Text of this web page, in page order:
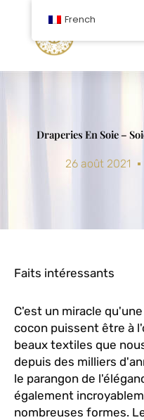
contenu
Draperies En Soie –
26 août 2021
Faits intéressants
C'est un miracle
cocon puissent être à
beaux textiles que
depuis des milliers
le parangon de
également
nombreuses formes.
French